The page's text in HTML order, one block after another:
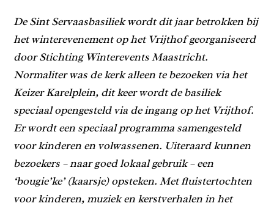
De Sint Servaasbasiliek wordt dit jaar betrokken bij
het winterevenement op het Vrijthof georganiseerd
door Stichting Winterevents Maastricht.
Normaliter was de kerk alleen te bezoeken via het
Keizer Karelplein, dit keer wordt de basiliek
speciaal opengesteld via de ingang op het Vrijthof.
Er wordt een speciaal programma samengesteld
voor kinderen en volwassenen. Uiteraard kunnen
bezoekers – naar goed lokaal gebruik – een
‘bougie’ke’ (kaarsje) opsteken. Met fluistertochten
voor kinderen, muziek en kerstverhalen in het